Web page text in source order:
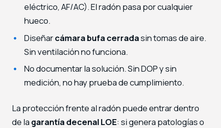
eléctrico, AF/AC). El radón pasa por cualquier
hueco.
Diseñarcámara bufa cerradasin tomas de aire.
Sin ventilación no funciona.
No documentar la solución. Sin DOP y sin
medición, no hay prueba de cumplimiento.
La protección frente al radón puede entrar dentro
de la garantía decenal LOE: si genera patologías o